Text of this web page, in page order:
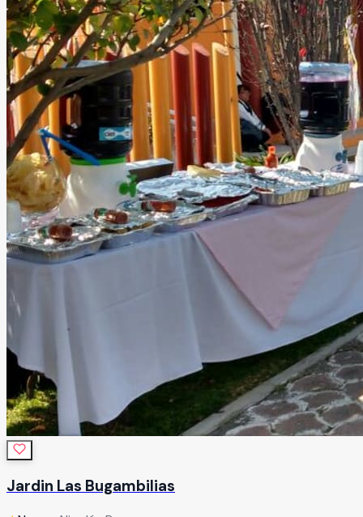
Jardin Las Bugambilias